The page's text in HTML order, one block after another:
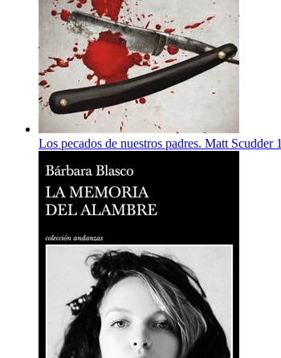
Los pecados de nuestros padres. Matt Scudder 1